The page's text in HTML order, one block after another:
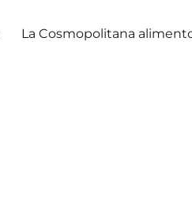
La Cosmopolitana